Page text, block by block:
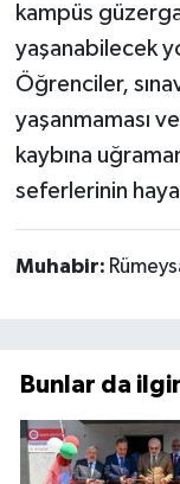
kampüs
yaşanabilecek
Öğrenciler,
yaşanmaması
kaybına
seferlerinin
Muhabir:
Bunlar da